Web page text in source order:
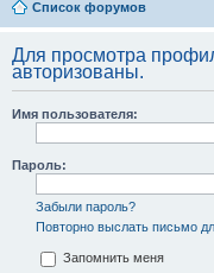
Список форумов
Для просмотра
авторизованы.
Имя пользователя:
Пароль:
Забыли пароль?
Повторно выслать письмо
Запомнить меня